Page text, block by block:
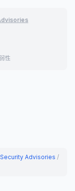
性
Advisories /